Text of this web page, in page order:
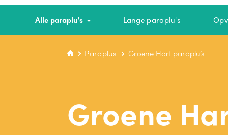
Alle paraplu's Lange paraplu's
CATEGORIEËN
Opvouwbare
KLEUREN
Witte paraplu
Paraplus Groene Hart paraplu’s
Groene